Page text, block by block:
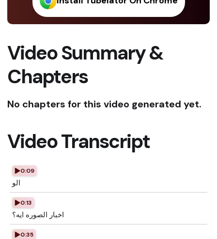
Video Summary &
Chapters
No chapters for this video generated yet.
Video Transcript
0:09
الو
0:13
اخبار الصوره ايه؟
0:35